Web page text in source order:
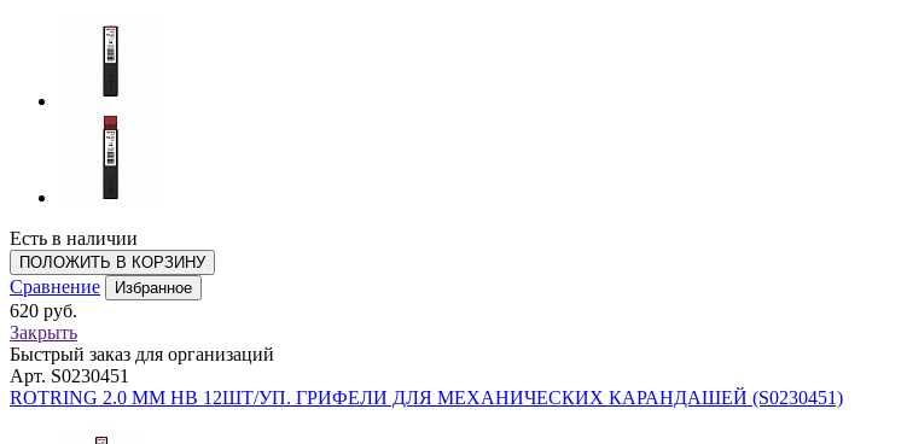
Есть в наличии
ПОЛОЖИТЬ В КОРЗИНУ
Сравнение Избранное
620 руб.
Закрыть
Быстрый заказ для организаций
Арт. S0230451
ROTRING 2.0 MM HB 12ШТ/УП. ГРИФЕЛИ ДЛЯ МЕХАНИЧЕСКИХ КАРАНДАШЕЙ (S0230451)